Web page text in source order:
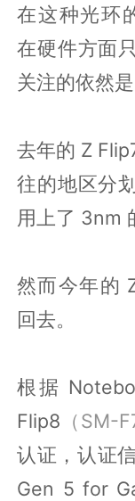
在这种光环
在硬件方面
关注的依然
去年的 Z
往的地区分
用上了 3nm
然而今年的
回去。
根据
Flip8 （SM-
认证，认证
Gen 5 for